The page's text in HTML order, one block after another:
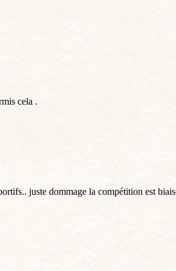
cela .
juste dommage la compétition est